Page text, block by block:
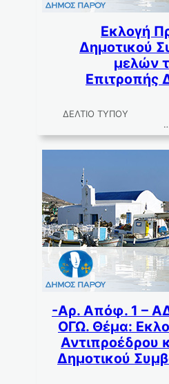
Εκλογή
Δημοτικού
μελών
Επιτροπής
ΔΕΛΤΙΟ
-Αρ. Απόφ. 1 –
ΟΓΩ. Θέμα:
Αντιπροέδρου
∆ηµοτικού